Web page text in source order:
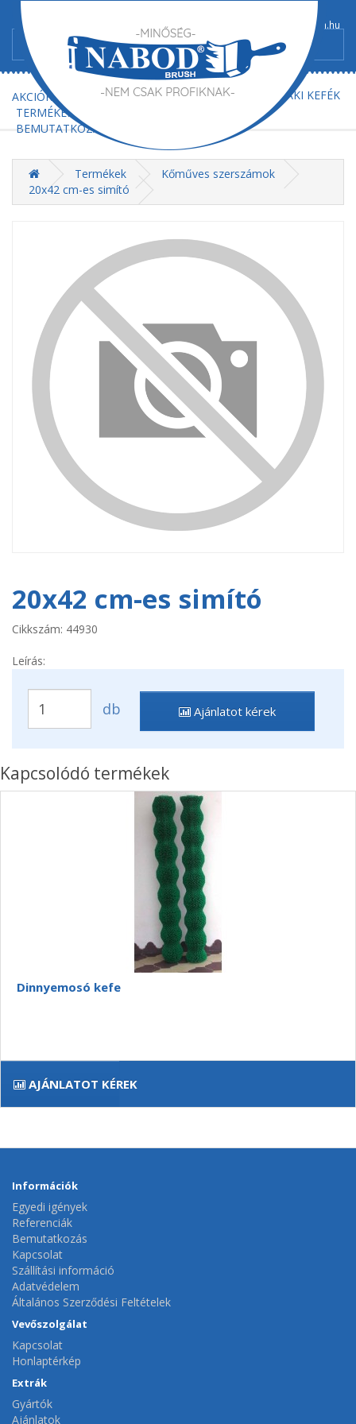
+36/52-367-602 info@nabod-brush.hu
FŐOLDAL AJÁNLATKÉRÉS MŰSZAKI KEFÉK
AKCIÓK
TERMÉKEK
BEMUTATKOZÁS
Termékek
Kőműves szerszámok
20x42 cm-es simító
20x42 cm-es simító
Cikkszám: 44930
Leírás:
db Ajánlatot kérek
Kapcsolódó termékek
Dinnyemosó kefe
AJÁNLATOT KÉREK
Információk
Egyedi igények
Referenciák
Bemutatkozás
Kapcsolat
Szállítási információ
Adatvédelem
Általános Szerződési Feltételek
Vevőszolgálat
Kapcsolat
Honlaptérkép
Extrák
Gyártók
Ajánlatok